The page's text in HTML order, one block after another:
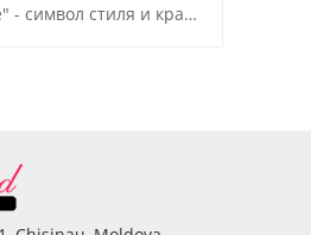
"Fashion Bride" - символ стиля и красоты, женственности и обольщения!